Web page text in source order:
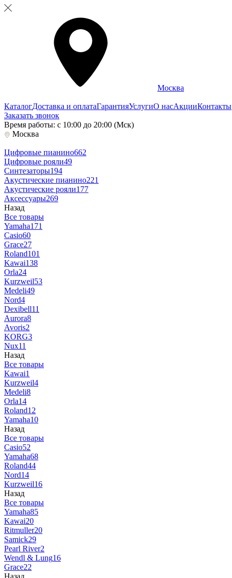
Москва
КаталогДоставка и оплатаГарантияУслугиО насАкцииКонтакты
Заказать звонок
Время работы: с 10:00 до 20:00 (Мск)
Москва
Цифровые пианино662
Цифровые рояли49
Синтезаторы194
Акустические пианино221
Акустические рояли177
Аксессуары269
Назад
Все товары
Yamaha171
Casio60
Grace27
Roland101
Kawai138
Orla24
Kurzweil53
Medeli49
Nord4
Dexibell11
Aurora8
Avoris2
KORG3
Nux11
Назад
Все товары
Kawai1
Kurzweil4
Medeli8
Orla14
Roland12
Yamaha10
Назад
Все товары
Casio52
Yamaha68
Roland44
Nord14
Kurzweil16
Назад
Все товары
Yamaha85
Kawai20
Ritmuller20
Samick29
Pearl River2
Wendl & Lung16
Grace22
Назад